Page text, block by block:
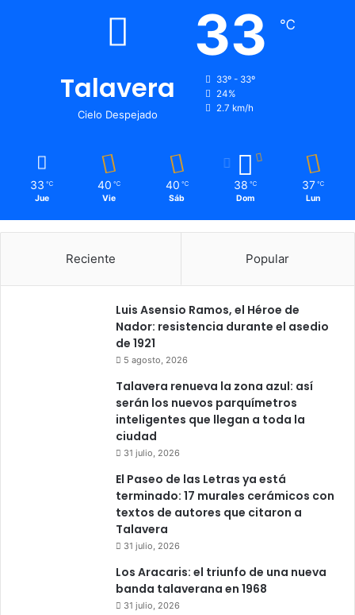
Talavera
Cielo Despejado
33 ℃
33º - 33º
24%
2.7 km/h
33 ℃
Jue
40 ℃
Vie
40 ℃
Sáb
38 ℃
Dom
37 ℃
Lun
Reciente Popular
Luis Asensio Ramos, el Héroe de
Nador: resistencia durante el asedio
de 1921
5 agosto, 2026
Talavera renueva la zona azul: así
serán los nuevos parquímetros
inteligentes que llegan a toda la
ciudad
31 julio, 2026
El Paseo de las Letras ya está
terminado: 17 murales cerámicos con
textos de autores que citaron a
Talavera
31 julio, 2026
Los Aracaris: el triunfo de una nueva
banda talaverana en 1968
31 julio, 2026